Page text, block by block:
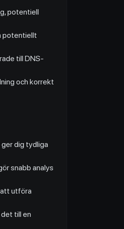
potentiell
potentiellt
till DNS-
och korrekt
dig tydliga
snabb analys
utföra
till en